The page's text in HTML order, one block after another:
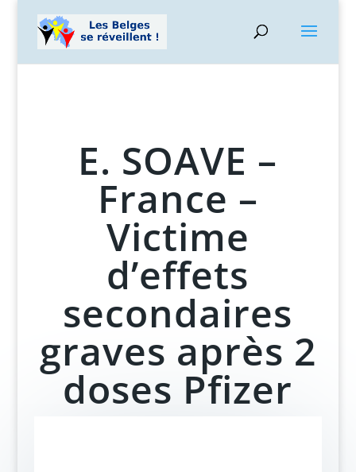
E. SOAVE –
France –
Victime
d’effets
secondaires
graves après 2
doses Pfizer